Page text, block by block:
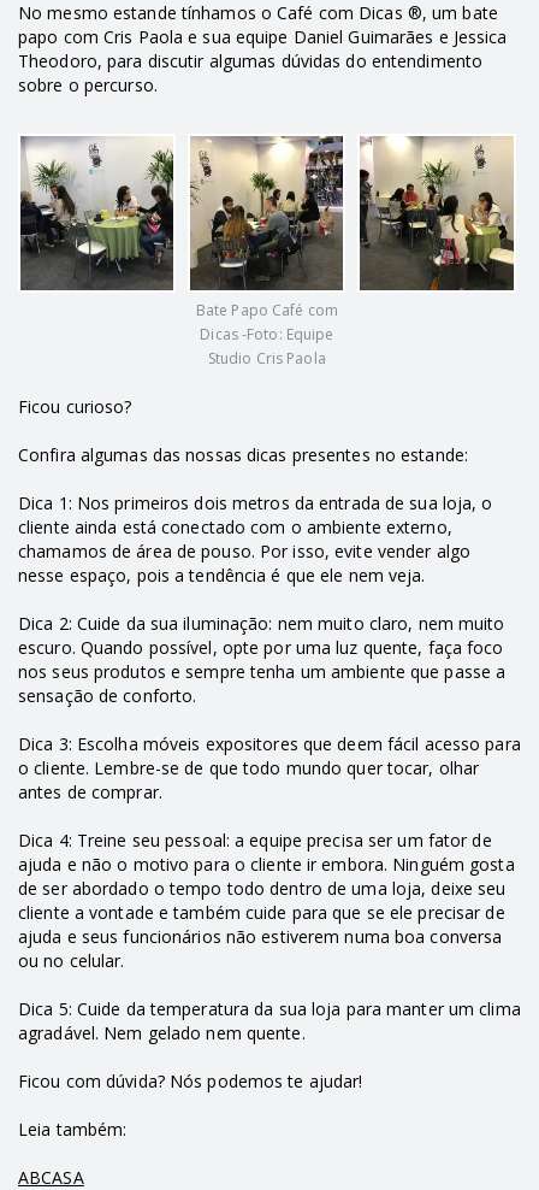
No mesmo estande tínhamos o Café com Dicas ®, um bate
papo com Cris Paola e sua equipe Daniel Guimarães e Jessica
Theodoro, para discutir algumas dúvidas do entendimento
sobre o percurso.
Bate Papo Café com
Dicas -Foto: Equipe
Studio Cris Paola
Ficou curioso?
Confira algumas das nossas dicas presentes no estande:
Dica 1: Nos primeiros dois metros da entrada de sua loja, o
cliente ainda está conectado com o ambiente externo,
chamamos de área de pouso. Por isso, evite vender algo
nesse espaço, pois a tendência é que ele nem veja.
Dica 2: Cuide da sua iluminação: nem muito claro, nem muito
escuro. Quando possível, opte por uma luz quente, faça foco
nos seus produtos e sempre tenha um ambiente que passe a
sensação de conforto.
Dica 3: Escolha móveis expositores que deem fácil acesso para
o cliente. Lembre-se de que todo mundo quer tocar, olhar
antes de comprar.
Dica 4: Treine seu pessoal: a equipe precisa ser um fator de
ajuda e não o motivo para o cliente ir embora. Ninguém gosta
de ser abordado o tempo todo dentro de uma loja, deixe seu
cliente a vontade e também cuide para que se ele precisar de
ajuda e seus funcionários não estiverem numa boa conversa
ou no celular.
Dica 5: Cuide da temperatura da sua loja para manter um clima
agradável. Nem gelado nem quente.
Ficou com dúvida? Nós podemos te ajudar!
Leia também:
ABCASA